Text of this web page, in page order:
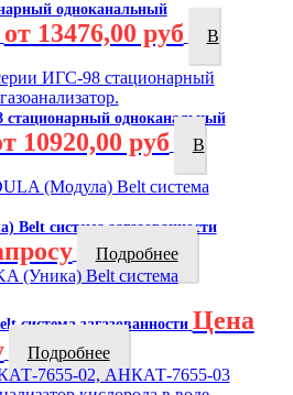
одноканальный
от 13476,00 руб
В
одноканальный
10920,00 руб
В
Belt система загазованности
Подробнее
система загазованности Цена
Подробнее